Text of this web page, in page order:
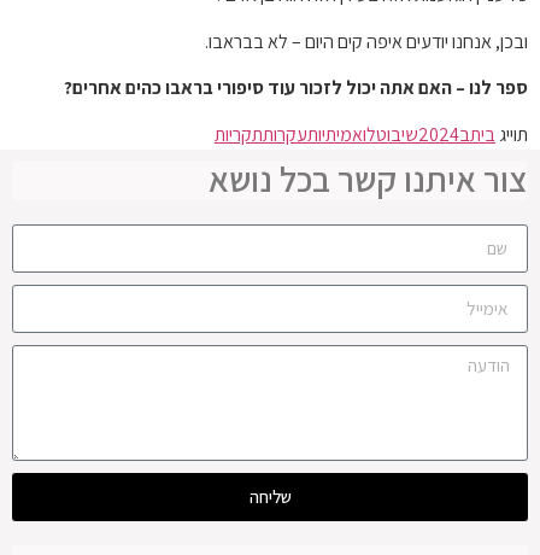
ובכן, אנחנו יודעים איפה קים היום – לא בבראבו.
ספר לנו – האם אתה יכול לזכור עוד סיפורי בראבו כהים אחרים?
תוייגביתב2024 שיבוטלואמיתיותעקרותתקריות
צור איתנו קשר בכל נושא
שליחה